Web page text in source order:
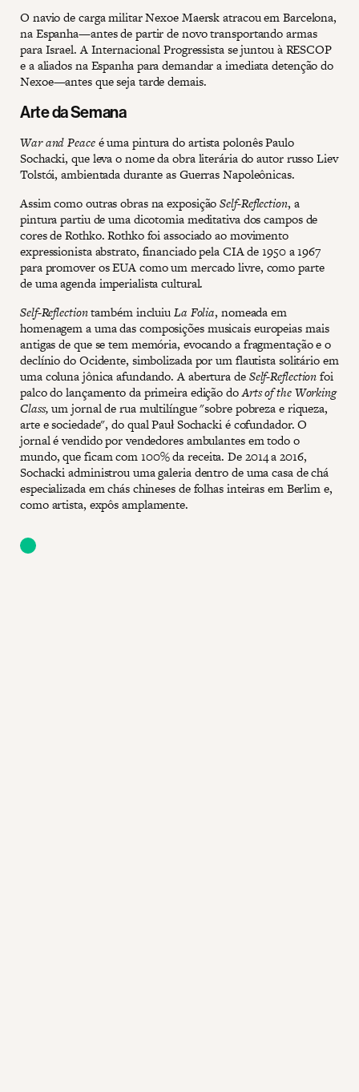
O navio de carga militar Nexoe Maersk atracou em Barcelona,
na Espanha—antes de partir de novo transportando armas
para Israel. A Internacional Progressista se juntou à RESCOP
e a aliados na Espanha para demandar a imediata detenção do
Nexoe—antes que seja tarde demais.
Arte da Semana
War and Peaceé uma pintura do artista polonês Paulo
Sochacki, que leva o nome da obra literária do autor russo Liev
Tolstói, ambientada durante as Guerras Napoleônicas.
Assim como outras obras na exposiçãoSelf-Reflection, a
pintura partiu de uma dicotomia meditativa dos campos de
cores de Rothko. Rothko foi associado ao movimento
expressionista abstrato, financiado pela CIA de 1950 a 1967
para promover os EUA como um mercado livre, como parte
de uma agenda imperialista cultural.
Self-Reflectiontambém incluiuLa Folia, nomeada em
homenagem a uma das composições musicais europeias mais
antigas de que se tem memória, evocando a fragmentação e o
declínio do Ocidente, simbolizada por um flautista solitário em
uma coluna jônica afundando. A abertura deSelf-Reflectionfoi
palco do lançamento da primeira edição doArts of the Working
Class,um jornal de rua multilíngue "sobre pobreza e riqueza,
arte e sociedade", do qual Pauł Sochacki é cofundador. O
jornal é vendido por vendedores ambulantes em todo o
mundo, que ficam com 100% da receita. De 2014 a 2016,
Sochacki administrou uma galeria dentro de uma casa de chá
especializada em chás chineses de folhas inteiras em Berlim e,
como artista, expôs amplamente.